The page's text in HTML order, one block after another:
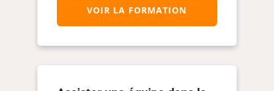
VOIR LA FORMATION